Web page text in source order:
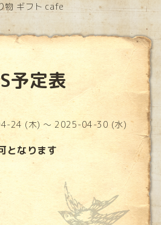
物 ギフト cafe
予定表
24 (木) ～ 2025-04-30 (水)
となります